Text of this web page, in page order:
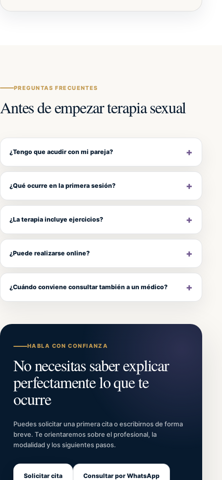
PREGUNTAS FRECUENTES
Antes de empezar terapia sexual
¿Tengo que acudir con mi pareja?
¿Qué ocurre en la primera sesión?
¿La terapia incluye ejercicios?
¿Puede realizarse online?
¿Cuándo conviene consultar también a un médico?
HABLA CON CONFIANZA
No necesitas saber explicar
perfectamente lo que te
ocurre
Puedes solicitar una primera cita o escribirnos de forma
breve. Te orientaremos sobre el profesional, la
modalidad y los siguientes pasos.
Solicitar cita Consultar por WhatsApp